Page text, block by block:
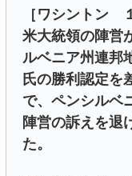
［ワシントン
米大統領の陣営
ルベニア州連邦
氏の勝利認定を
で、ペンシルベ
陣営の訴えを退
た。